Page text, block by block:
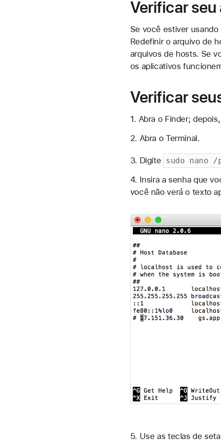
Verificar
Se você estiver
Redefinir o arquivo de
arquivos de hosts. Se
os aplicativos
Verificar
1. Abra o Finder;
2. Abra o Terminal.
3. Digite sudo nano
4. Insira a senha que
você não verá o texto
5. Use as teclas de